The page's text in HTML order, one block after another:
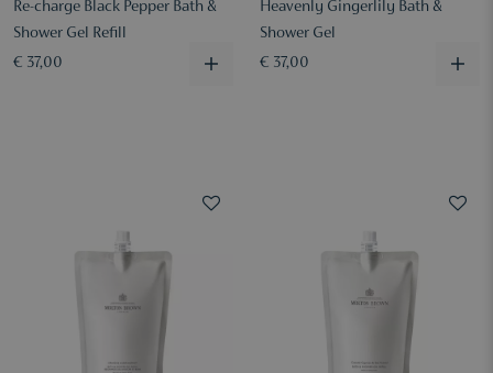
Re-charge Black Pepper Bath &
Shower Gel Refill
€ 37,00
Heavenly Gingerlily Bath &
Shower Gel
€ 37,00